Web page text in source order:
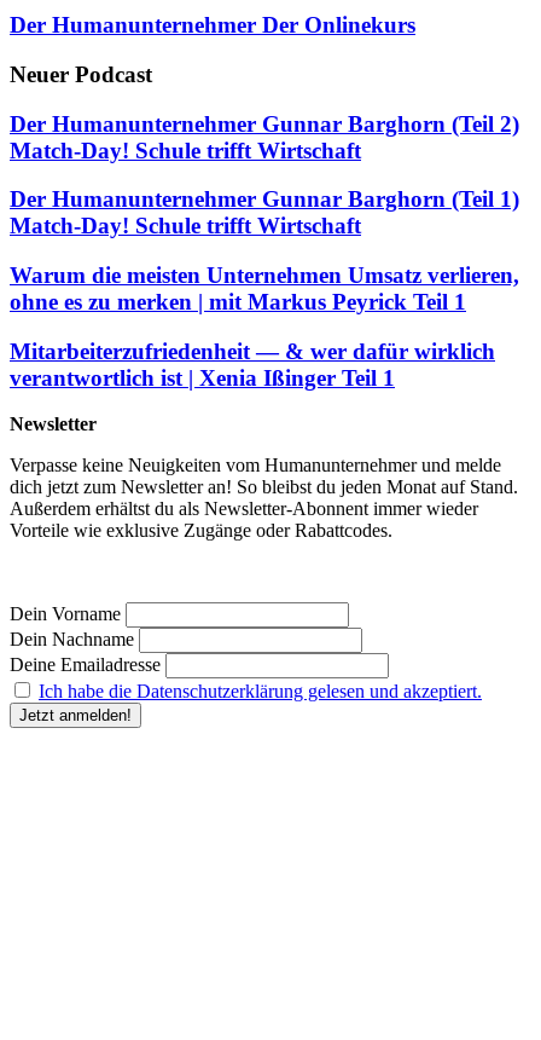
Der Humanunternehmer Der Onlinekurs
Neuer Podcast
Der Humanunternehmer Gunnar Barghorn (Teil 2)
Match-Day! Schule trifft Wirtschaft
Der Humanunternehmer Gunnar Barghorn (Teil 1)
Match-Day! Schule trifft Wirtschaft
Warum die meisten Unternehmen Umsatz verlieren,
ohne es zu merken | mit Markus Peyrick Teil 1
Mitarbeiterzufriedenheit — & wer dafür wirklich
verantwortlich ist | Xenia Ißinger Teil 1
Newsletter
Verpasse keine Neuigkeiten vom Humanunternehmer und melde
dich jetzt zum Newsletter an! So bleibst du jeden Monat auf Stand.
Außerdem erhältst du als Newsletter-Abonnent immer wieder
Vorteile wie exklusive Zugänge oder Rabattcodes.
Dein Vorname
Dein Nachname
Deine Emailadresse
Ich habe die Datenschutzerklärung gelesen und akzeptiert.